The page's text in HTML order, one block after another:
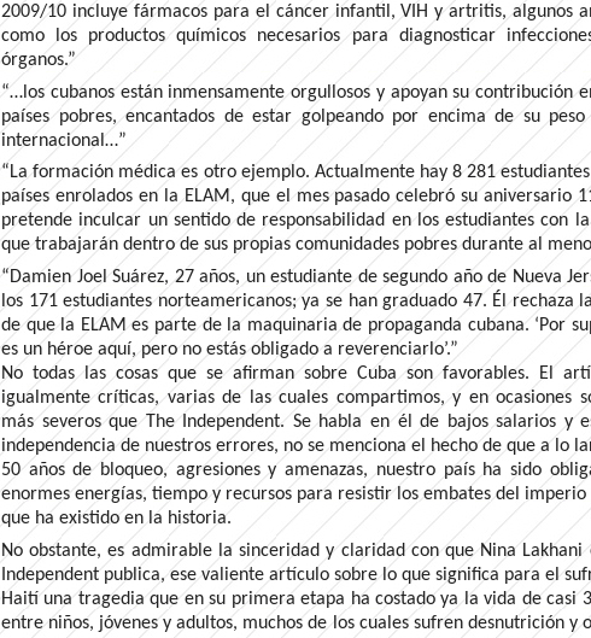
2009/10 incluye fármacos para el cáncer infantil, VIH y artritis, algunos
como los productos químicos necesarios para diagnosticar
órganos.”
“…los cubanos están inmensamente orgullosos y apoyan su contribución
países pobres, encantados de estar golpeando por encima de su
internacional…”
“La formación médica es otro ejemplo. Actualmente hay 8 281
países enrolados en la ELAM, que el mes pasado celebró su aniversario
pretende inculcar un sentido de responsabilidad en los estudiantes con
que trabajarán dentro de sus propias comunidades pobres durante al
“Damien Joel Suárez, 27 años, un estudiante de segundo año de Nueva
los 171 estudiantes norteamericanos; ya se han graduado 47. Él rechaza
de que la ELAM es parte de la maquinaria de propaganda cubana. ‘Por
es un héroe aquí, pero no estás obligado a reverenciarlo’.”
No todas las cosas que se afirman sobre Cuba son favorables. El
igualmente críticas, varias de las cuales compartimos, y en ocasiones
más severos que The Independent. Se habla en él de bajos salarios y
independencia de nuestros errores, no se menciona el hecho de que a lo
50 años de bloqueo, agresiones y amenazas, nuestro país ha sido
enormes energías, tiempo y recursos para resistir los embates del imperio
que ha existido en la historia.
No obstante, es admirable la sinceridad y claridad con que Nina Lakhani
Independent publica, ese valiente artículo sobre lo que significa para el
Haití una tragedia que en su primera etapa ha costado ya la vida de casi
entre niños, jóvenes y adultos, muchos de los cuales sufren desnutrición y